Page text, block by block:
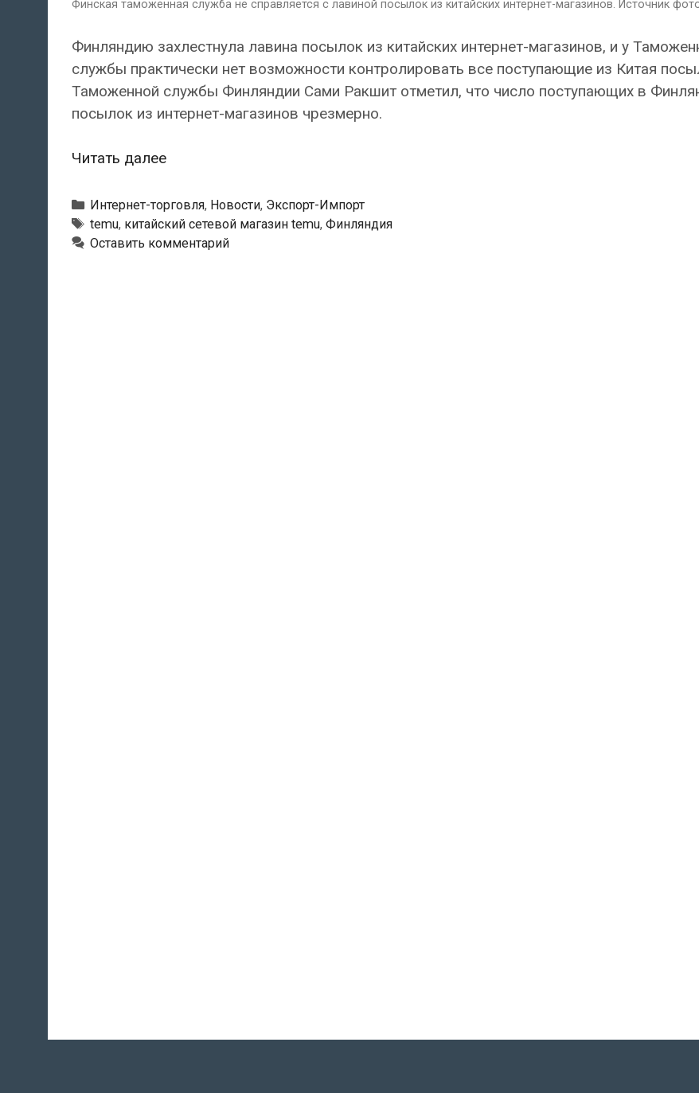
Финская таможенная служба не справляется с лавиной посылок из китайских интернет-магазинов. Источник
Финляндию захлестнула лавина посылок из китайских интернет-магазинов, и у
службы практически нет возможности контролировать все поступающие из Китая
Таможенной службы Финляндии Сами Ракшит отметил, что число поступающих в
посылок из интернет-магазинов чрезмерно.
Читать далееФинская
служба
не
справляется
Рубрики
Интернет-торговля, Новости, Экспорт-Импорт
Метки
temu, китайский сетевой магазин temu, Финляндия
Оставить комментарий